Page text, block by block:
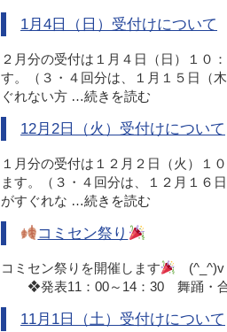
1月4日（日）受付けについて
２月分の受付は１月４日（日）１０
す。（３・４回分は、１月１５日（
ぐれない方 …続きを読む
12月2日（火）受付けについて
１月分の受付は１２月２日（火）１
ます。（３・４回分は、１２月１６
がすぐれな …続きを読む
コミセン祭り
コミセン祭りを開催します
(^_^)v
❖発表11：00～14：30 舞踊・
11月1日（土）受付けについて